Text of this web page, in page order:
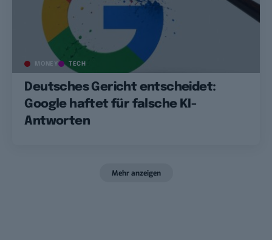
MONEY TECH
Deutsches Gericht entscheidet:
Google haftet für falsche KI-
Antworten
Mehr anzeigen